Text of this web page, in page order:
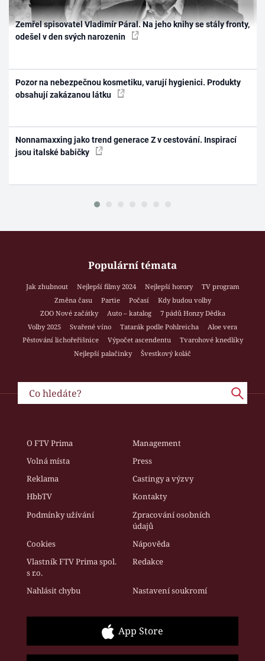
Zemřel spisovatel Vladimír Páral. Na jeho knihy se stály fronty,
odešel v den svých narozenin
Pozor na nebezpečnou kosmetiku, varují hygienici. Produkty
obsahují zakázanou látku
Nonnamaxxing jako trend generace Z v cestování. Inspirací
jsou italské babičky
Populární témata
Jak zhubnout Nejlepší filmy 2024 Nejlepší horory
TV program
Změna času
Partie Počasí
Kdy budou volby
ZOO Nové začátky
Auto – katalog
7 pádů Honzy Dědka
Volby 2025
Svařené víno Tatarák podle Pohlreicha
Aloe vera
Pěstování lichořeřišnice
Výpočet ascendentu
Tvarohové knedlíky
Nejlepší palačinky
Švestkový koláč
O FTV Prima
Management
Volná místa
Press
Reklama
Castingy a výzvy
HbbTV
Kontakty
Podmínky užívání
Zpracování osobních
údajů
Cookies
Nápověda
Vlastník FTV Prima spol.
s r.o.
Redakce
Nahlásit chybu Nastavení soukromí
App Store